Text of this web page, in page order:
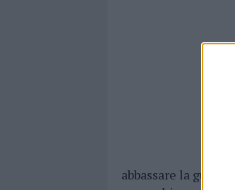
abbassare la